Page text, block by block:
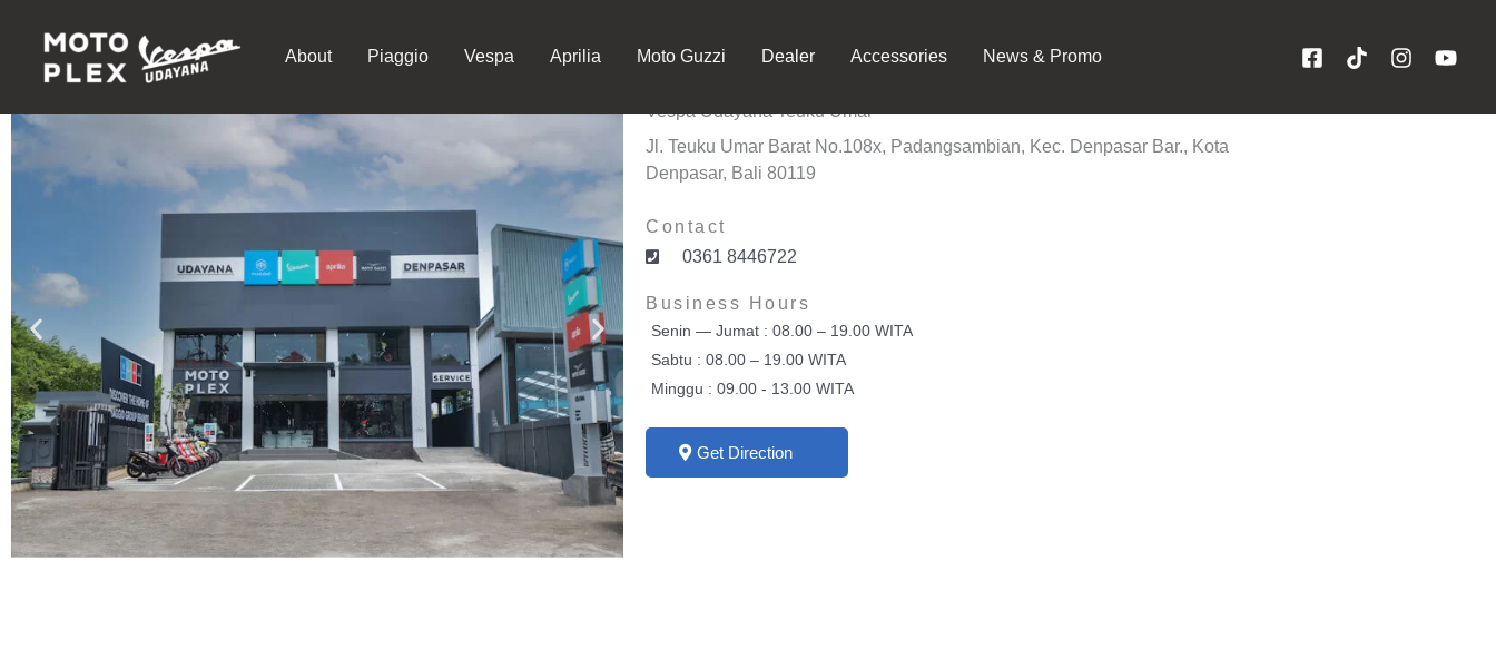
konten
About Piaggio Vespa Aprilia Moto Guzzi Dealer Accessories News & Promo
Vespa Udayana Teuku Umar
Jl. Teuku Umar Barat No.108x, Padangsambian, Kec. Denpasar Bar., Kota
Denpasar, Bali 80119
Contact
0361 8446722
Business Hours
Senin — Jumat : 08.00 – 19.00 WITA
Sabtu : 08.00 – 19.00 WITA
Minggu : 09.00 - 13.00 WITA
Get Direction